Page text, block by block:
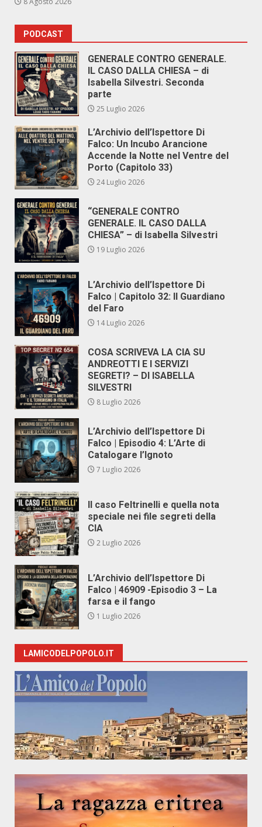
PODCAST
GENERALE CONTRO GENERALE.
IL CASO DALLA CHIESA – di
Isabella Silvestri. Seconda
parte
25 Luglio 2026
L’Archivio dell’Ispettore Di
Falco: Un Incubo Arancione
Accende la Notte nel Ventre del
Porto (Capitolo 33)
24 Luglio 2026
“GENERALE CONTRO
GENERALE. IL CASO DALLA
CHIESA” – di Isabella Silvestri
19 Luglio 2026
L’Archivio dell’Ispettore Di
Falco | Capitolo 32: Il Guardiano
del Faro
14 Luglio 2026
COSA SCRIVEVA LA CIA SU
ANDREOTTI E I SERVIZI
SEGRETI? – DI ISABELLA
SILVESTRI
8 Luglio 2026
L’Archivio dell’Ispettore Di
Falco | Episodio 4: L’Arte di
Catalogare l’Ignoto
7 Luglio 2026
Il caso Feltrinelli e quella nota
speciale nei file segreti della
CIA
2 Luglio 2026
L’Archivio dell’Ispettore Di
Falco | 46909 -Episodio 3 – La
farsa e il fango
1 Luglio 2026
LAMICODELPOPOLO.IT